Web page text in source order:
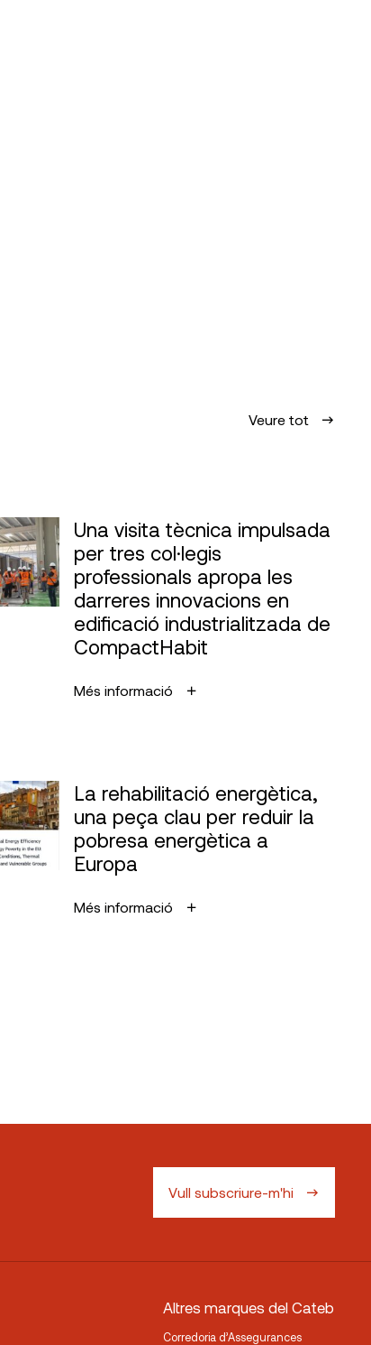
Veure tot
Una visita tècnica impulsada
per tres col·legis
professionals apropa les
darreres innovacions en
edificació industrialitzada de
CompactHabit
Més informació
La rehabilitació energètica,
una peça clau per reduir la
pobresa energètica a
Europa
Més informació
Vull subscriure-m'hi
Altres marques del Cateb
Corredoria d’Assegurances